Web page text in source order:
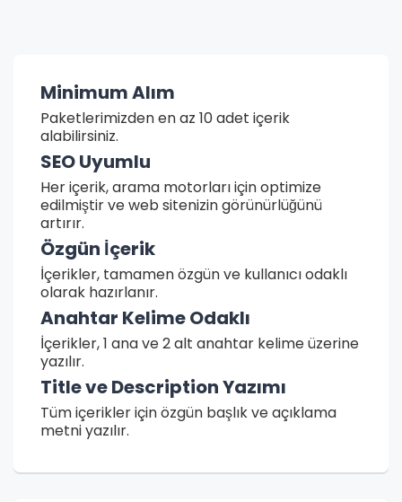
Minimum Alım
Paketlerimizden en az 10 adet içerik
alabilirsiniz.
SEO Uyumlu
Her içerik, arama motorları için optimize
edilmiştir ve web sitenizin görünürlüğünü
artırır.
Özgün İçerik
İçerikler, tamamen özgün ve kullanıcı odaklı
olarak hazırlanır.
Anahtar Kelime Odaklı
İçerikler, 1 ana ve 2 alt anahtar kelime üzerine
yazılır.
Title ve Description Yazımı
Tüm içerikler için özgün başlık ve açıklama
metni yazılır.